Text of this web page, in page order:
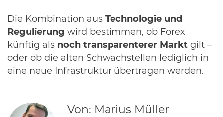
Die Kombination aus Technologie und
Regulierung wird bestimmen, ob Forex
künftig als noch transparenterer Markt gilt –
oder ob die alten Schwachstellen lediglich in
eine neue Infrastruktur übertragen werden.
Von: Marius Müller